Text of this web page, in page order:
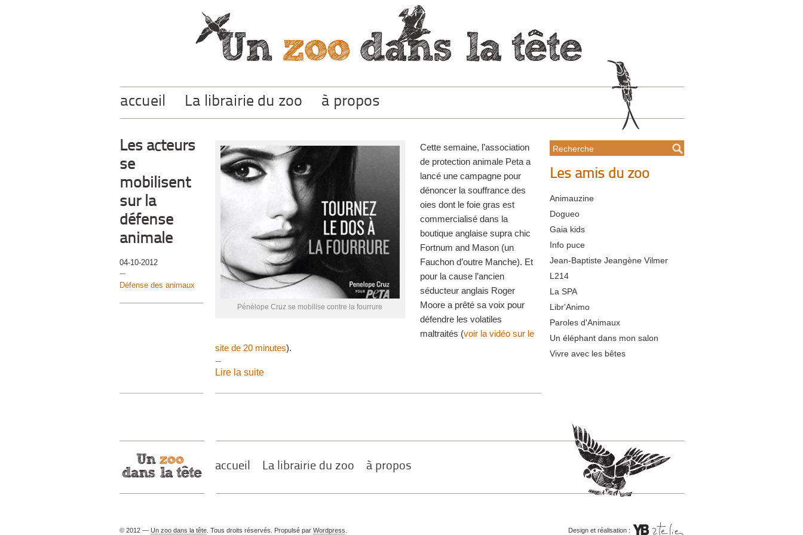
accueil La librairie du zoo à propos
Les acteurs
se
mobilisent
sur la
défense
animale
04-10-2012
Défense des animaux
Pénélope Cruz se mobilise contre la fourrure
Cette semaine, l’association
de protection animale Peta a
lancé une campagne pour
dénoncer la souffrance des
oies dont le foie gras est
commercialisé dans la
boutique anglaise supra chic
Fortnum and Mason (un
Fauchon d’outre Manche). Et
pour la cause l’ancien
séducteur anglais Roger
Moore a prêté sa voix pour
défendre les volatiles
maltraités (voir la vidéo sur le
site de 20 minutes).
Lire la suite
Les amis du zoo
Animauzine
Dogueo
Gaia kids
Info puce
Jean-Baptiste Jeangène Vilmer
L214
La SPA
Libr'Animo
Paroles d'Animaux
Un éléphant dans mon salon
Vivre avec les bêtes
accueil La librairie du zoo à propos
© 2012 — Un zoo dans la tête. Tous droits réservés. Propulsé par Wordpress Design et réalisation :